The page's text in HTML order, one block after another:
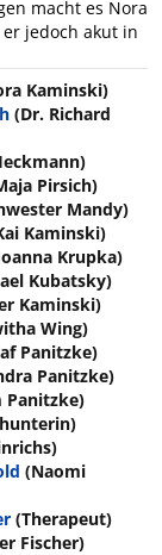
macht es Nora
jedoch akut in
Kaminski)
(Dr. Richard
Pirsich)
Mandy)
Kaminski)
Krupka)
Kubatsky)
Kaminski)
Wing)
Panitzke)
Panitzke)
Panitzke)
(Naomi
(Therapeut)
Fischer)